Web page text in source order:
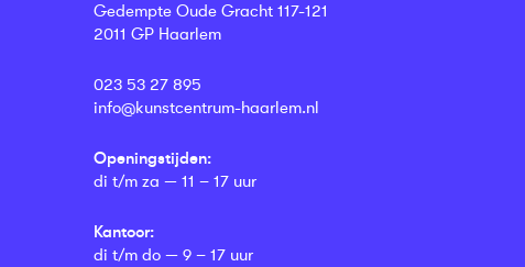
Gedempte Oude Gracht 117-121
2011 GP Haarlem
023 53 27 895
info@kunstcentrum-haarlem.nl
Openingstijden:
di t/m za — 11 – 17 uur
Kantoor:
di t/m do — 9 – 17 uur